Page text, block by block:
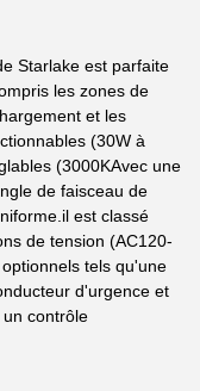
Starlake est parfaite
les zones de
et les
(30W à
(3000KAvec une
de faisceau de
est classé
de tension (AC120-
tels qu'une
d'urgence et
contrôle